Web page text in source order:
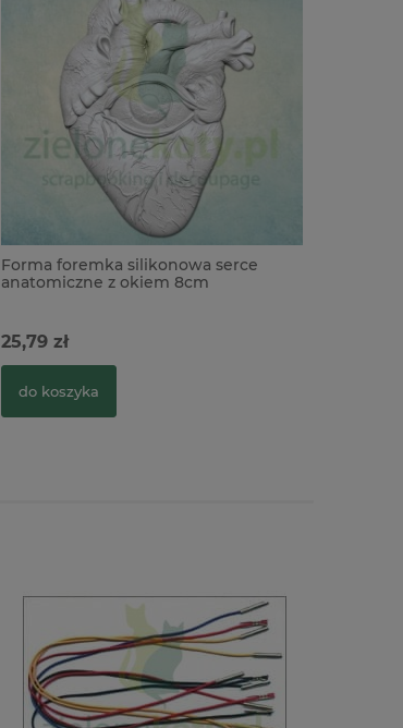
Forma foremka silikonowa serce
anatomiczne z okiem 8cm
25,79 zł
do koszyka